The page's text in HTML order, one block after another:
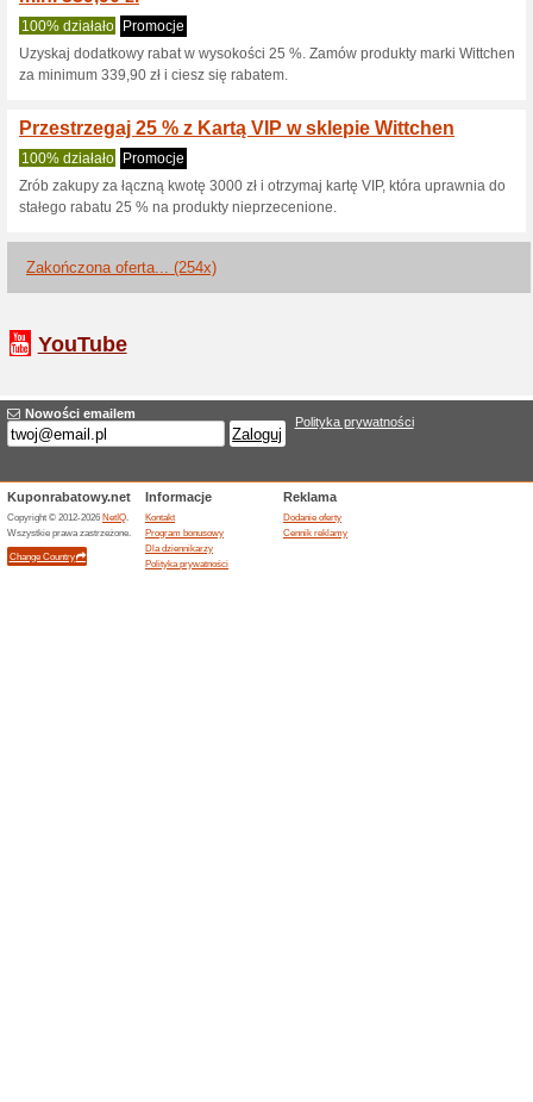
100% działało
Promocje
Lekkie, tahle i pakowe
Spakuj wszystko i zdobądź
Darmowa wysyłka w
Złóż darmowe zamówienie i
powyżej 250 zł przesyłką